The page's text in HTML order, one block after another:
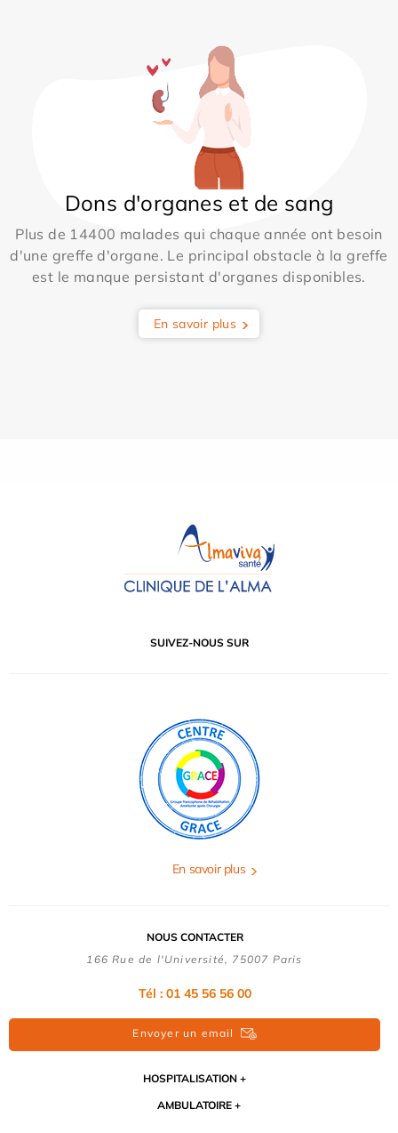
Dons d'organes et de sang
Plus de 14400 malades qui chaque année ont besoin
d'une greffe d'organe. Le principal obstacle à la greffe
est le manque persistant d'organes disponibles.
En savoir plus
SUIVEZ-NOUS SUR
En savoir plus
NOUS CONTACTER
166 Rue de l'Université, 75007 Paris
Tél : 01 45 56 56 00
Envoyer un email
HOSPITALISATION
AMBULATOIRE